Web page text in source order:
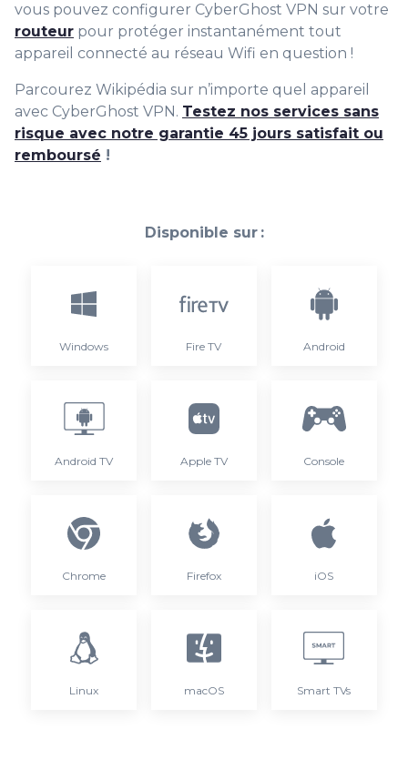
vous pouvez configurer CyberGhost VPN sur votre
routeur pour protéger instantanément tout
appareil connecté au réseau Wifi en question !
Parcourez Wikipédia sur n’importe quel appareil
avec CyberGhost VPN. Testez nos services sans
risque avec notre garantie 45 jours satisfait ou
remboursé !
Disponible sur :
Windows Fire TV Android
Android TV Apple TV Console
Chrome Firefox iOS
Linux macOS Smart TVs